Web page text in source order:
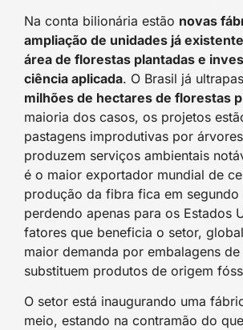
Na conta bilionária estão novas
ampliação de unidades já
área de florestas plantadas e
ciência aplicada. O Brasil já
milhões de hectares de florestas
maioria dos casos, os projetos
pastagens improdutivas por
produzem serviços ambientais
é o maior exportador mundial de
produção da fibra fica em segundo
perdendo apenas para os Estados
fatores que beneficia o setor,
maior demanda por embalagens
substituem produtos de origem
O setor está inaugurando uma
meio, estando na contramão do